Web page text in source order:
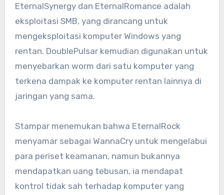
EternalSynergy dan EternalRomance adalah
eksploitasi SMB, yang dirancang untuk
mengeksploitasi komputer Windows yang
rentan. DoublePulsar kemudian digunakan untuk
menyebarkan worm dari satu komputer yang
terkena dampak ke komputer rentan lainnya di
jaringan yang sama.
Stampar menemukan bahwa EternalRock
menyamar sebagai WannaCry untuk mengelabui
para periset keamanan, namun bukannya
mendapatkan uang tebusan, ia mendapat
kontrol tidak sah terhadap komputer yang